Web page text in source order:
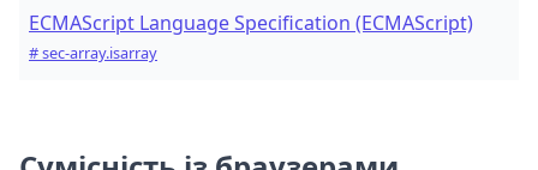
ECMAScript Language Specification (ECMAScript)
# sec-array.isarray